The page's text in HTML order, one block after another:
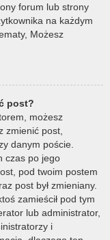
forum lub strony
na każdym
Możesz
post?
możesz
zmienić post,
danym poście.
czas po jego
pod twoim postem
post był zmieniany.
zamieścił pod tym
lub administrator,
i